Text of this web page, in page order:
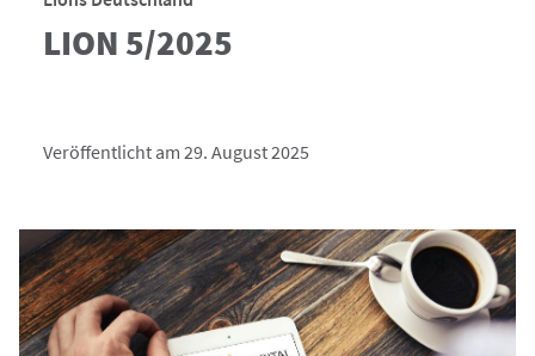
LION 5/2025
Veröffentlicht am 29. August 2025